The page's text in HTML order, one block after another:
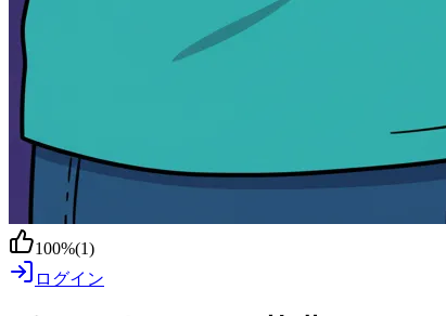
100%(1)
ログイン